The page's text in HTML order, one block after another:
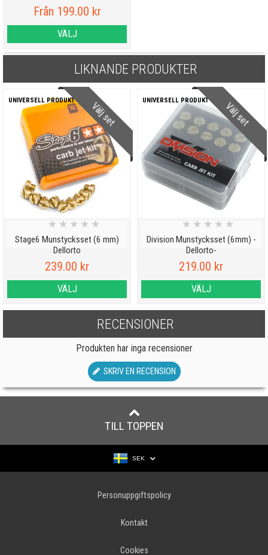
Från 199.00 kr
VÄLJ
LIKNANDE PRODUKTER
Välj set
UNIVERSELL PRODUKT
Stage6 Munstycksset (6 mm)
Dellorto
★ ★ ★ ★ ★
239.00 kr
VÄLJ
Välj set
UNIVERSELL PRODUKT
Division Munstycksset (6mm) -
Dellorto-
★ ★ ★ ★ ★
219.00 kr
VÄLJ
RECENSIONER
Produkten har inga recensioner
SKRIV EN RECENSION
TILL TOPPEN
SEK
Personuppgiftspolicy
Kontakt
Cookies